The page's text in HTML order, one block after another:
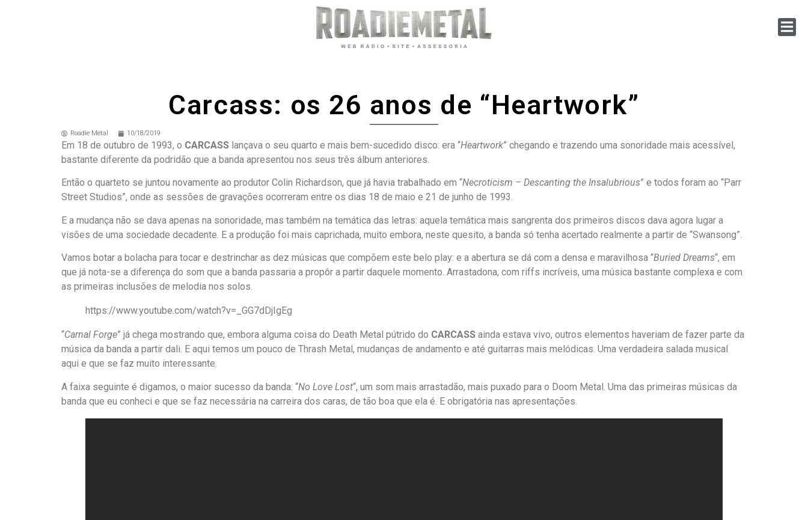
Carcass: os 26 anos de “Heartwork”
Roadie Metal 10/18/2019
Em 18 de outubro de 1993, o CARCASS lançava o seu quarto e mais bem-sucedido disco: era “Heartwork” chegando e trazendo uma sonoridade mais acessível,
bastante diferente da podridão que a banda apresentou nos seus três álbum anteriores.
Então o quarteto se juntou novamente ao produtor Colin Richardson, que já havia trabalhado em “Necroticism – Descanting the Insalubrious” e todos foram ao “Parr
Street Studios”, onde as sessões de gravações ocorreram entre os dias 18 de maio e 21 de junho de 1993.
E a mudança não se dava apenas na sonoridade, mas também na temática das letras: aquela temática mais sangrenta dos primeiros discos dava agora lugar a
visões de uma sociedade decadente. E a produção foi mais caprichada, muito embora, neste quesito, a banda só tenha acertado realmente a partir de “Swansong”.
Vamos botar a bolacha para tocar e destrinchar as dez músicas que compõem este belo play: e a abertura se dá com a densa e maravilhosa “Buried Dreams“, em
que já nota-se a diferença do som que a banda passaria a propôr a partir daquele momento. Arrastadona, com riffs incríveis, uma música bastante complexa e com
as primeiras inclusões de melodia nos solos.
https://www.youtube.com/watch?v=_GG7dDjIgEg
“Carnal Forge” já chega mostrando que, embora alguma coisa do Death Metal pútrido do CARCASS ainda estava vivo, outros elementos haveriam de fazer parte da
música da banda a partir dali. E aqui temos um pouco de Thrash Metal, mudanças de andamento e até guitarras mais melódicas. Uma verdadeira salada musical
aqui e que se faz muito interessante.
A faixa seguinte é digamos, o maior sucesso da banda: “No Love Lost“, um som mais arrastadão, mais puxado para o Doom Metal. Uma das primeiras músicas da
banda que eu conheci e que se faz necessária na carreira dos caras, de tão boa que ela é. E obrigatória nas apresentações.